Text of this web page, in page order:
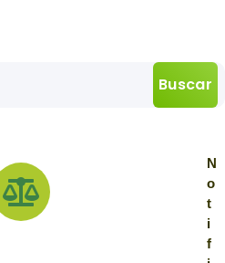
N
o
t
i
f